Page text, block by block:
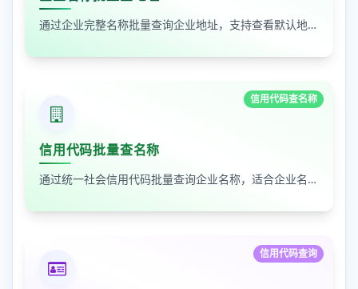
通过企业完整名称批量查询企业地址，支持查看默认地址、年报地址和注册地址，适合企业资料整理和工商信息核对
信用代码查名称
信用代码批量查名称
通过统一社会信用代码批量查询企业名称，适合企业名单核验、客户资料整理和工商信息补全
信用代码查询